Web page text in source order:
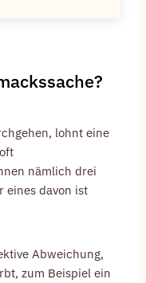
lohnt eine
nämlich drei
eines davon ist
Abweichung,
zum Beispiel ein